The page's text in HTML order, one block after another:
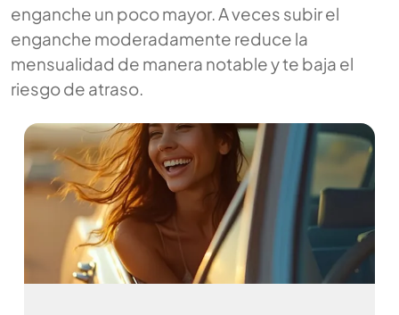
enganche un poco mayor. A veces subir el
enganche moderadamente reduce la
mensualidad de manera notable y te baja el
riesgo de atraso.